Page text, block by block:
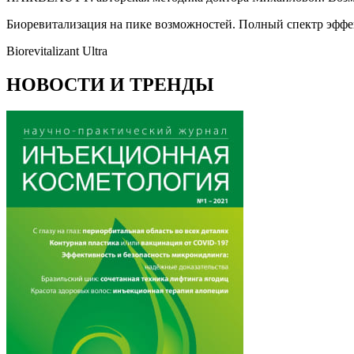
Биоревитализация на пике возможностей. Полный спектр
Biorevitalizant Ultra
НОВОСТИ И ТРЕНДЫ